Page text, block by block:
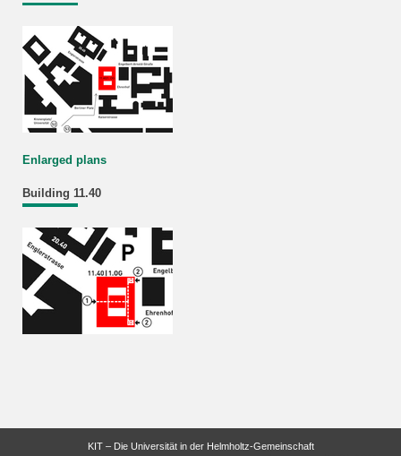
Enlarged plans
Building 11.40
KIT – Die Universität in der Helmholtz-Gemeinschaft